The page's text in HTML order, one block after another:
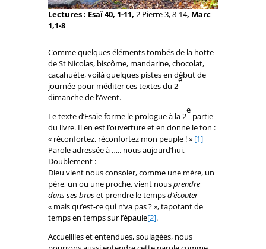
Lectures : Esaï 40, 1-11, 2 Pierre 3, 8-14, Marc
1,1-8
Comme quelques éléments tombés de la hotte
de St Nicolas, biscôme, mandarine, chocolat,
cacahuète, voilà quelques pistes en début de
journée pour méditer ces textes du 2
e
dimanche de l’Avent.
Le texte d’Esaïe forme le prologue à la 2
e
partie
du livre. Il en est l’ouverture et en donne le ton :
« réconfortez, réconfortez mon peuple ! » [1]
Parole adressée à ….. nous aujourd’hui.
Doublement :
Dieu vient nous consoler, comme une mère, un
père, un ou une proche, vient nousprendre
dans ses braset prendre le tempsd’écouter
« mais qu’est-ce qui n’va pas ? », tapotant de
temps en temps sur l’épaule[2].
Accueillies et entendues, soulagées, nous